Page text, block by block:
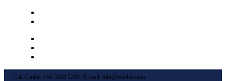
Call Center: +66 3424 5299 | E-mail: mkt@becthai.com